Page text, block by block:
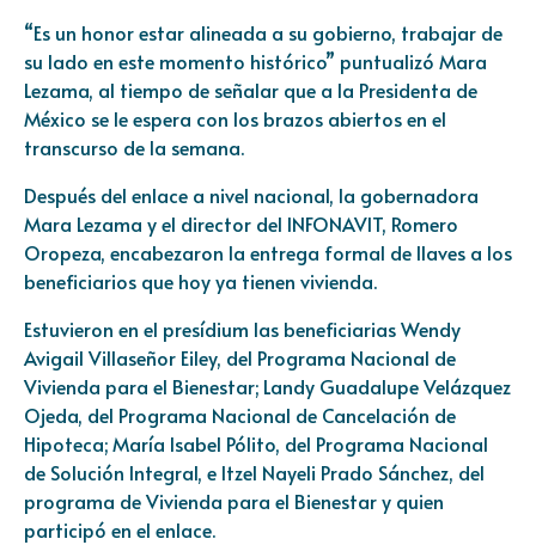
“Es un honor estar alineada a su gobierno, trabajar de
su lado en este momento histórico” puntualizó Mara
Lezama, al tiempo de señalar que a la Presidenta de
México se le espera con los brazos abiertos en el
transcurso de la semana.
Después del enlace a nivel nacional, la gobernadora
Mara Lezama y el director del INFONAVIT, Romero
Oropeza, encabezaron la entrega formal de llaves a los
beneficiarios que hoy ya tienen vivienda.
Estuvieron en el presídium las beneficiarias Wendy
Avigail Villaseñor Eiley, del Programa Nacional de
Vivienda para el Bienestar; Landy Guadalupe Velázquez
Ojeda, del Programa Nacional de Cancelación de
Hipoteca; María Isabel Pólito, del Programa Nacional
de Solución Integral, e Itzel Nayeli Prado Sánchez, del
programa de Vivienda para el Bienestar y quien
participó en el enlace.